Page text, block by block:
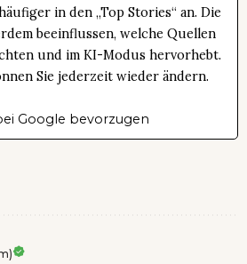
in den „Top Stories“ an. Die
beeinflussen, welche Quellen
und im KI-Modus hervorhebt.
Sie jederzeit wieder ändern.
Google bevorzugen